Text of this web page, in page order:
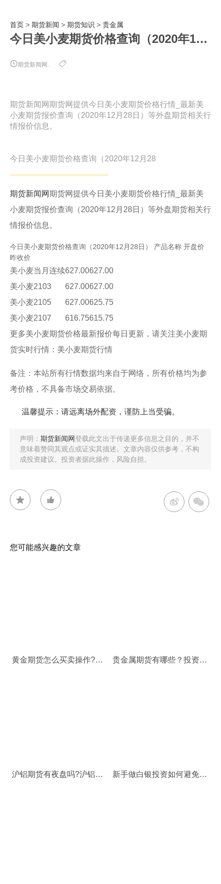
首页 > 期货新闻 > 期货知识 > 贵金属
今日美小麦期货价格查询（2020年12月28日）
期货新闻网.
期货新闻网期货网提供今日美小麦期货价格行情_最新美
小麦期货报价查询（2020年12月28日）等外盘期货相关行
情报价信息。
今日美小麦期货价格查询（2020年12月28
期货新闻网期货网提供今日美小麦期货价格行情_最新美
小麦期货报价查询（2020年12月28日）等外盘期货相关行
情报价信息。
今日美小麦期货价格查询（2020年12月28日） 产品名称 开盘价
昨收价
美小麦当月连续627.00627.00
美小麦2103
627.00627.00
美小麦2105
627.00625.75
美小麦2107
616.75615.75
更多美小麦期货价格最新报价每日更新，请关注美小麦期
货实时行情：美小麦期货行情
备注：本站所有行情数据均来自于网络，所有价格均为参
考价格，不具备市场交易依据。
温馨提示：请远离场外配资，谨防上当受骗。
声明： 期货新闻网登载此文出于传递更多信息之目的，并不
意味着赞同其观点或证实其描述。文章内容仅供参考，不构
成投资建议。投资者据此操作，风险自担。
您可能感兴趣的文章
黄金期货怎么买卖操作?黄金期货的交易规则 贵金属期货有哪些？投资贵金属期货的注意事项
沪铝期货有夜盘吗?沪铝期货夜盘交易时间 新手做白银投资如何避免市场风险？